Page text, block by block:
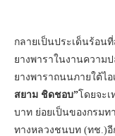
กลายเป็นประเด็นร้อน
ยางพาราในงานความ
ยางพาราถนนภายใต้ไ
สยาม ชิดชอบ”โดยจะ
บาท ย่อยเป็นของกรม
ทางหลวงชนบท (ทช.)